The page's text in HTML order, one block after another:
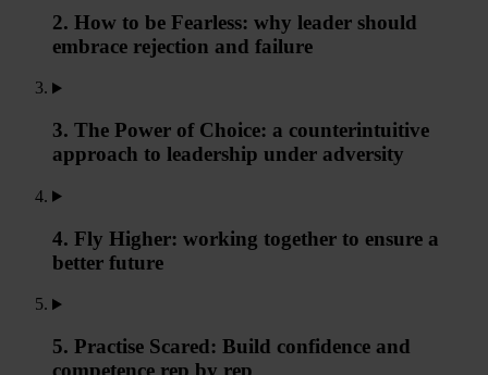
2. How to be Fearless: why leader should
embrace rejection and failure
3. The Power of Choice: a counterintuitive
approach to leadership under adversity
4. Fly Higher: working together to ensure a
better future
5. Practise Scared: Build confidence and
competence rep by rep